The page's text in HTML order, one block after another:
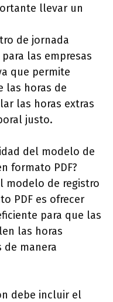
llevar un
de jornada
las empresas
que permite
las horas de
las horas extras
justo.
del modelo de
formato PDF?
modelo de registro
PDF es ofrecer
para que las
las horas
de manera
debe incluir el